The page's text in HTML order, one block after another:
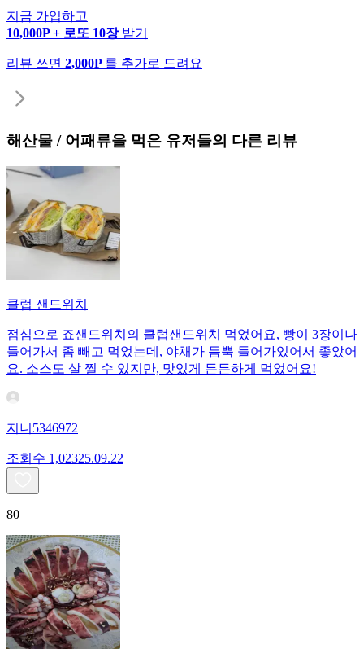
지금 가입하고
10,000P + 로또 10장 받기
리뷰 쓰면 2,000P 를 추가로 드려요
해산물 / 어패류을 먹은 유저들의 다른 리뷰
클럽 샌드위치
점심으로 죠샌드위치의 클럽샌드위치 먹었어요, 빵이 3장이나
들어가서 좀 빼고 먹었는데, 야채가 듬뿍 들어가있어서 좋았어
요. 소스도 살 찔 수 있지만, 맛있게 든든하게 먹었어요!
지니5346972
조회수 1,02325.09.22
80